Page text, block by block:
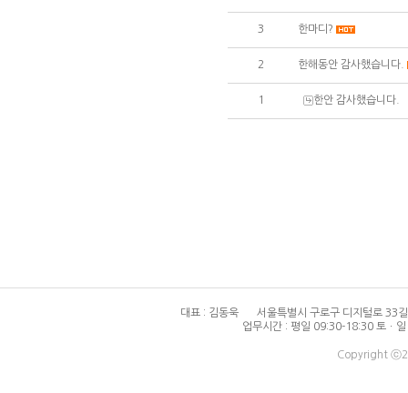
3 한마디?
2 한해동안 감사했습니다.
1 한안 감사했습니다.
대표 : 김동욱
서울특별시 구로구 디지털로 33
업무시간 : 평일 09:30-18:30 토ㆍ일
Copyright